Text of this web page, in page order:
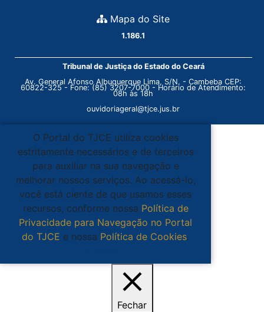
Mapa do Site
1.186.1
Tribunal de Justiça do Estado do Ceará
Av. General Afonso Albuquerque Lima, S/N. - Cambeba CEP:
60822-325 - Fone: (85) 3207-7000 - Horário de Atendimento:
08h às 18h
ouvidoriageral@tjce.jus.br
O Portal do TJCE utiliza cookies
estritamente necessários e de terceiros
para auxiliar na sua navegação e
melhorar nossos serviços. Ao acessá-lo,
você está ciente de que usamos esses
recursos, conforme nossa Política de
Privacidade para Navegação no Portal
do TJCE e nossa Política de Cookies.
Fechar